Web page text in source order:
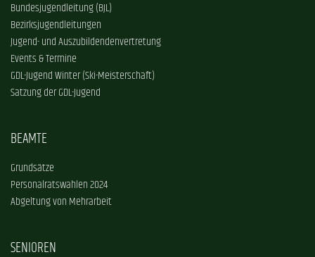
Bundesjugendleitung (BJL)
Bezirksjugendleitungen
Jugend- und Auszubildendenvertretung
Events & Termine
GDL-Jugend Winter (Ski-Meisterschaft)
Satzung der GDL-Jugend
BEAMTE
Grundsätze
Personalratswahlen 2024
Abgeltung von Mehrarbeit
SENIOREN